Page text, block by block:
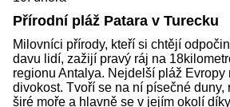
Přírodní pláž Patara v Turecku
Milovníci přírody, kteří si chtějí
davu lidí, zažijí pravý ráj na
regionu Antalya. Nejdelší pláž Evropy
divokost. Tvoří se na ní písečné duny,
širé moře a hlavně se v jejím okolí